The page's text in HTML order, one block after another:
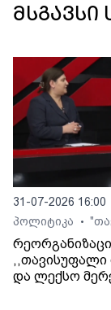
მსგავსი
31-07-2026 16:00
პოლიტიკა
•
,,თავისუფალი
და ლექსო